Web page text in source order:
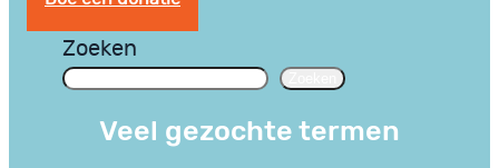
Zoeken
Veel gezochte termen